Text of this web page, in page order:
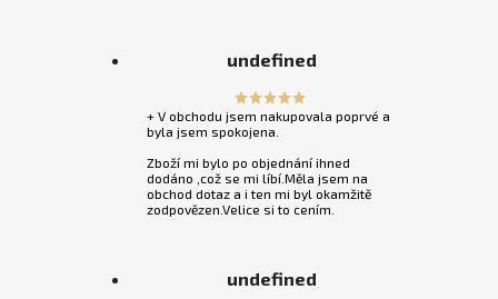
undefined
+ V obchodu jsem nakupovala poprvé a
byla jsem spokojena.
Zboží mi bylo po objednání ihned
dodáno ,což se mi líbí.Měla jsem na
obchod dotaz a i ten mi byl okamžitě
zodpovězen.Velice si to cením.
undefined